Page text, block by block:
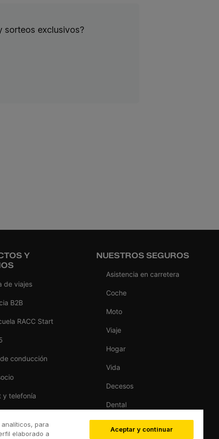
sorteos exclusivos?
Y
de viajes
B2B
RACC Start
conducción
y telefonía
NUESTROS SEGUROS
Asistencia en carretera
Coche
Moto
Viaje
Hogar
Vida
Decesos
Dental
para
elaborado a
Aceptar y continuar